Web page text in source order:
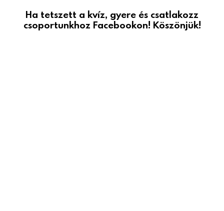
Ha tetszett a kvíz, gyere és csatlakozz
csoportunkhoz Facebookon! Köszönjük!